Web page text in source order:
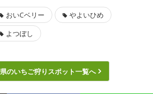
おいCベリー
やよいひめ
よつぼし
のいちご狩りスポット一覧へ